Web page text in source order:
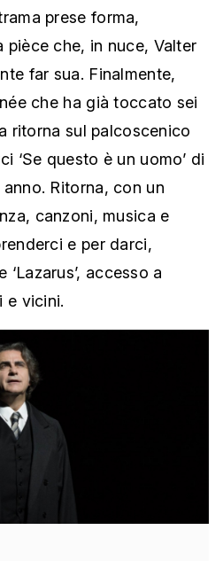
prese forma,
pièce che, in nuce, Valter
far sua. Finalmente,
che ha già toccato sei
ritorna sul palcoscenico
‘Se questo è un uomo’ di
Ritorna, con un
canzoni, musica e
e per darci,
accesso a
e vicini.